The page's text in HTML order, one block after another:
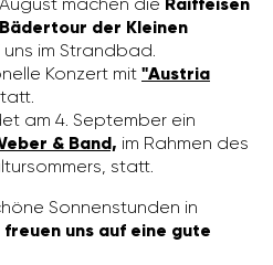
Bädertour der Kleinen
im Strandbad.
Konzert mit "Austria
am 4. September ein
& Band, im Rahmen des
statt.
Sonnen­stunden in
freuen uns auf eine gute